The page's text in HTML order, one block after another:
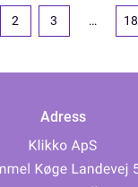
2 3 … 18
Adress